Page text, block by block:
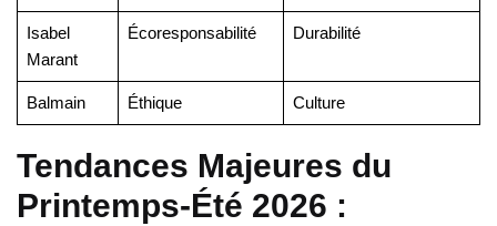
Isabel
Marant
Écoresponsabilité Durabilité
Balmain Éthique Culture
Tendances Majeures du
Printemps-Été 2026 :